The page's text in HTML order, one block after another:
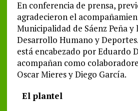
En conferencia de prensa,
agradecieron el
Municipalidad de Sáenz Peña
Desarrollo Humano y
está encabezado por Eduardo
acompañan como
Oscar Mieres y Diego García.
El plantel